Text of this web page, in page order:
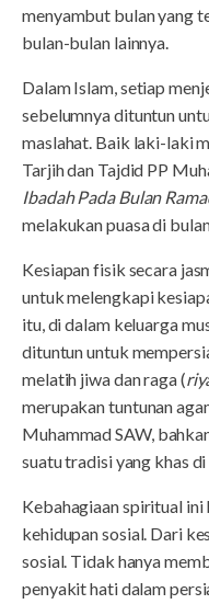
menyambut bulan yang
bulan-bulan lainnya.
Dalam Islam, setiap
sebelumnya dituntun
maslahat. Baik laki-laki
Tarjih dan Tajdid PP
Ibadah Pada Bulan
melakukan puasa di bulan
Kesiapan fisik secara
untuk melengkapi
itu, di dalam keluarga
dituntun untuk
melatih jiwa dan raga (
merupakan tuntunan
Muhammad SAW,
suatu tradisi yang khas
Kebahagiaan spiritual
kehidupan sosial. Dari
sosial. Tidak hanya
penyakit hati dalam